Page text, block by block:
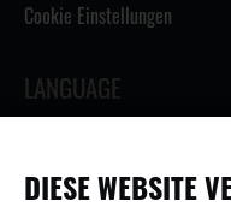
Cookie Einstellungen
LANGUAGE
DIESE WEBSITE